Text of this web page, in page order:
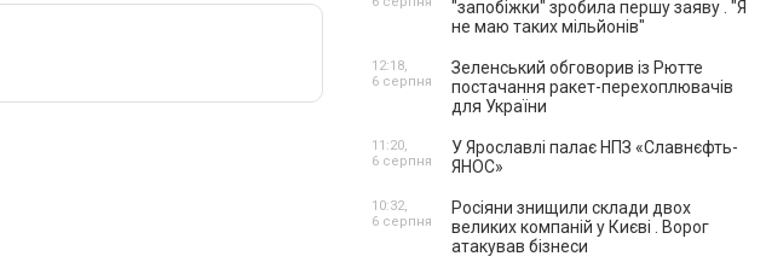
"запобіжки" зробила першу заяву . "Я
не маю таких мільйонів"
Зеленський обговорив із Рютте
постачання ракет-перехоплювачів
для України
12:18,
6 серпня
У Ярославлі палає НПЗ «Славнєфть-
ЯНОС»
11:20,
6 серпня
Росіяни знищили склади двох
великих компаній у Києві . Ворог
атакував бізнеси
10:32,
6 серпня